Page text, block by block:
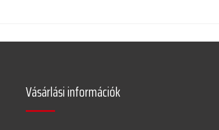
Vásárlási információk